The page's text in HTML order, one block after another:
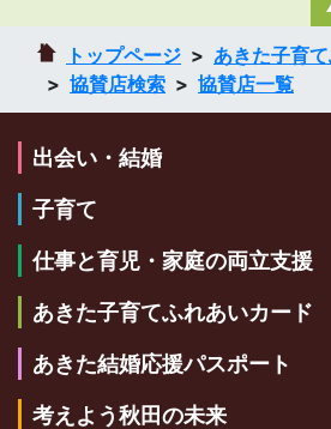
トップページ
あきた子育
協賛店検索
協賛店一覧
出会い・結婚
子育て
仕事と育児・家庭の両立支援
あきた子育てふれあいカード
あきた結婚応援パスポート
考えよう秋田の未来